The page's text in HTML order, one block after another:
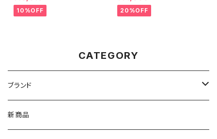
10%OFF 20%OFF
CATEGORY
ブランド
asics（アシックス）
新商品